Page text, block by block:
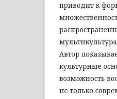
приводит к
Автор
культурные
возможность
не только